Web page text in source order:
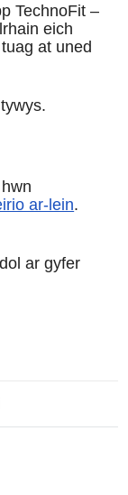
TechnoFit –
eich
at uned
ar-lein.
ar gyfer